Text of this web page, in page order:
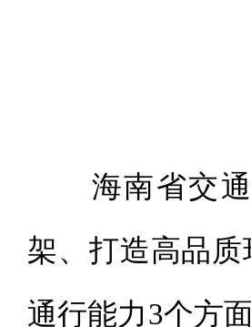
海南省交通
架、打造高品
通行能力3个方